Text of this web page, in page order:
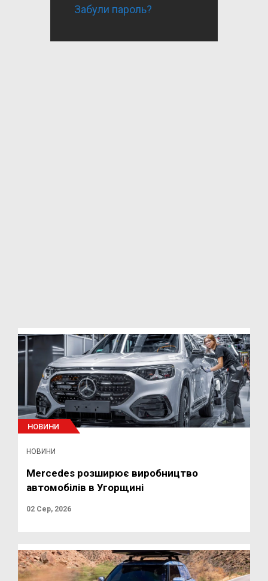
Забули пароль?
НОВИНИ
НОВИНИ
Mercedes розширює виробництво
автомобілів в Угорщині
02 Сер, 2026